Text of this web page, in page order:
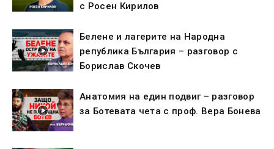
с Росен Кирилов
Белене и лагерите на Народна
република България – разговор с
Борислав Скочев
Анатомия на един подвиг – разговор
за Ботевата чета с проф. Вера Бонева